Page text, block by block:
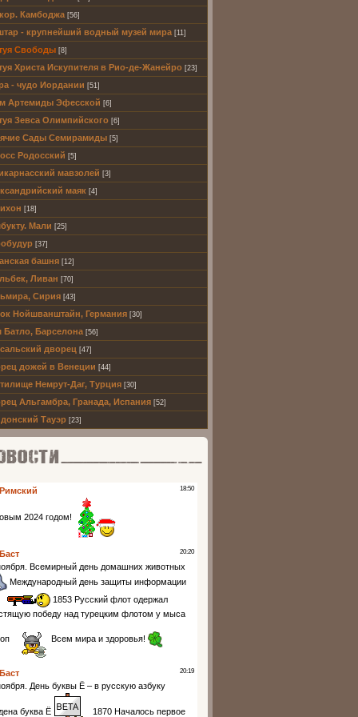
Камбоджа [56]
- крупнейший водный музей мира [11]
Свободы [8]
Христа Искупителя в Рио-де-Жанейро [23]
- чудо Иордании [51]
Артемиды Эфесской [6]
Зевса Олимпийского [6]
Сады Семирамиды [5]
Родосский [5]
мавзолей [3]
маяк [4]
[18]
Мали [25]
[37]
башня [12]
Ливан [70]
Сирия [43]
Нойшванштайн, Германия [30]
Батло, Барселона [56]
дворец [47]
дожей в Венеции [44]
Немрут-Даг, Турция [30]
Альгамбра, Гранада, Испания [52]
Тауэр [23]
партнеров